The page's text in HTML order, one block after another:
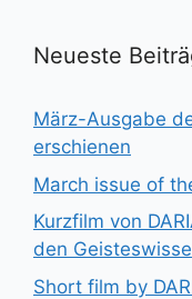
Neueste
März-Ausgabe
erschienen
March issue of
Kurzfilm von
den
Short film by